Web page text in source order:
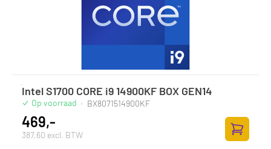
Intel S1700 CORE i9 14900KF BOX GEN14
Op voorraad · BX8071514900KF
469,-
387,60 excl. BTW
Zum